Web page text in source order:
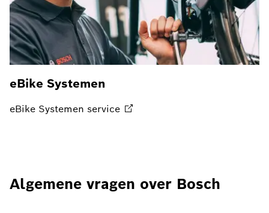
eBike Systemen
eBike Systemen service
Algemene vragen over Bosch